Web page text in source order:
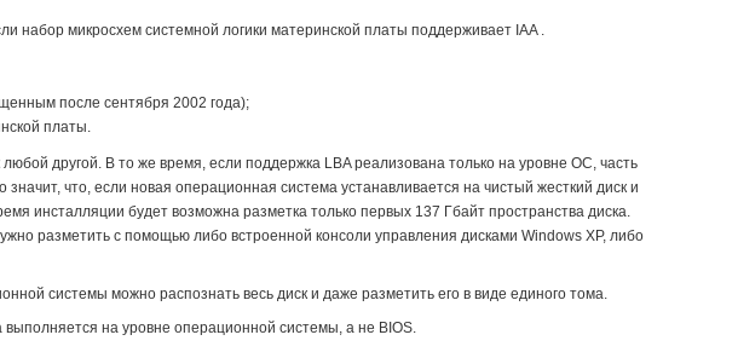
набор микросхем системной логики материнской платы поддерживает IAA .
после сентября 2002 года);
платы.
другой. В то же время, если поддержка LBA реализована только на уровне ОС, часть
что, если новая операционная система устанавливается на чистый жесткий диск и
инсталляции будет возможна разметка только первых 137 Гбайт пространства диска.
разметить с помощью либо встроенной консоли управления дисками Windows XP, либо
системы можно распознать весь диск и даже разметить его в виде единого тома.
выполняется на уровне операционной системы, а не BIOS.